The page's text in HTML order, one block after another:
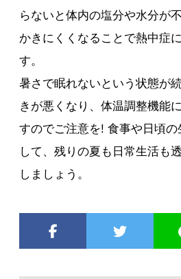
らないと体内の塩分や水分が
かきにくくなることで熱中症
す。
暑さで眠れないという状態が
きが悪くなり、体温調整機能
すのでご注意を! 食事や日頃
して、残りの夏も日常生活も
しましょう。